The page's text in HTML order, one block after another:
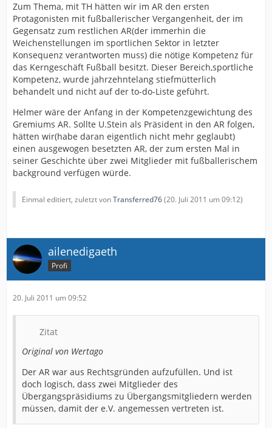
Zum Thema, mit TH hätten wir im AR den ersten
Protagonisten mit fußballerischer Vergangenheit, der im
Gegensatz zum restlichen AR(der immerhin die
Weichenstellungen im sportlichen Sektor in letzter
Konsequenz verantworten muss) die nötige Kompetenz für
das Kerngeschäft Fußball besitzt. Dieser Bereich,sportliche
Kompetenz, wurde jahrzehntelang stiefmütterlich
behandelt und nicht auf der to-do-Liste geführt.
Helmer wäre der Anfang in der Kompetenzgewichtung des
Gremiums AR. Sollte U.Stein als Präsident in den AR folgen,
hätten wir(habe daran eigentlich nicht mehr geglaubt)
einen ausgewogen besetzten AR, der zum ersten Mal in
seiner Geschichte über zwei Mitglieder mit fußballerischem
background verfügen würde.
Einmal editiert, zuletzt vonTransferred76(20. Juli 2011 um 09:12)
ailenedigaeth
Profi
20. Juli 2011 um 09:52
Zitat
Original von Wertago
Der AR war aus Rechtsgründen aufzufüllen. Und ist
doch logisch, dass zwei Mitglieder des
Übergangspräsidiums zu Übergangsmitgliedern werden
müssen, damit der e.V. angemessen vertreten ist.